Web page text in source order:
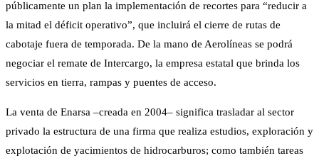
públicamente un plan la implementación de recortes para “reducir a
la mitad el déficit operativo”, que incluirá el cierre de rutas de
cabotaje fuera de temporada. De la mano de Aerolíneas se podrá
negociar el remate de Intercargo, la empresa estatal que brinda los
servicios en tierra, rampas y puentes de acceso.
La venta de Enarsa –creada en 2004– significa trasladar al sector
privado la estructura de una firma que realiza estudios, exploración y
explotación de yacimientos de hidrocarburos; como también tareas